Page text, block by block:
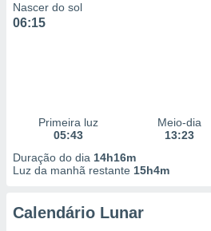
Nascer do sol
06:15
Primeira luz
05:43
Meio-dia
13:23
Duração do dia 14h16m
Luz da manhã restante 15h4m
Calendário Lunar